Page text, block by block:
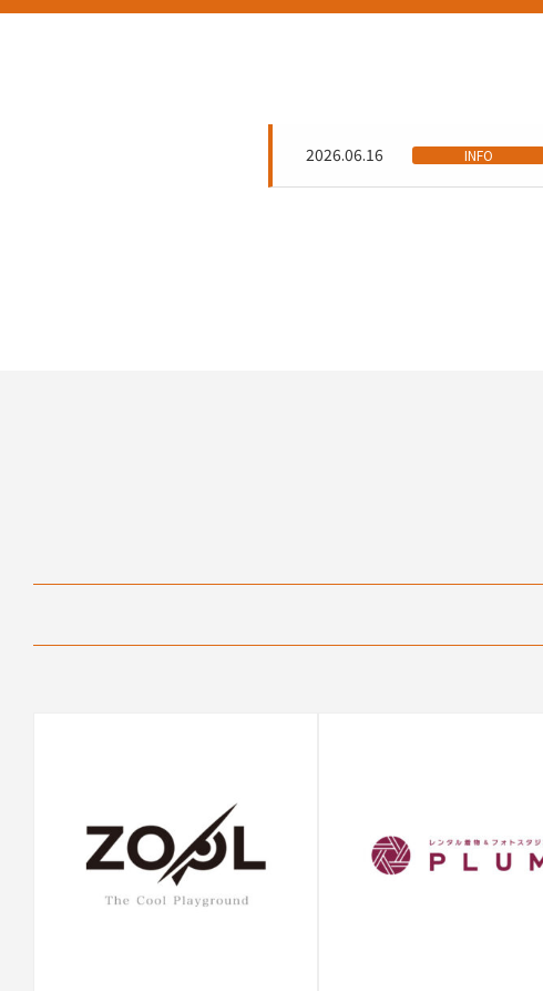
CONTACT
2026.06.16 INFO